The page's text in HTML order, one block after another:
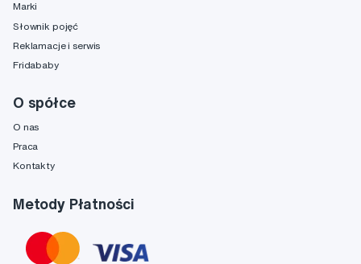
Marki
Słownik pojęć
Reklamacje i serwis
Fridababy
O spółce
O nas
Praca
Kontakty
Metody Płatności